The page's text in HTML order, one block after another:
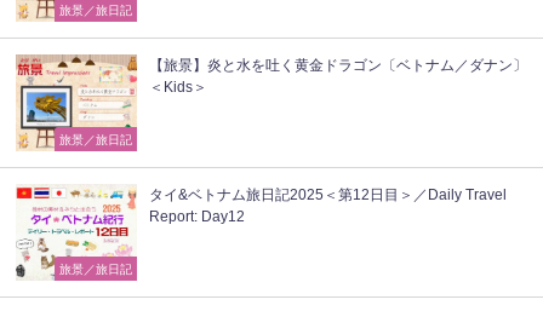
旅景／旅日記
旅景／旅日記
【旅景】炎と水を吐く黄金ドラゴン〔ベトナム／ダナン〕
＜Kids＞
旅景／旅日記
タイ&ベトナム旅日記2025＜第12日目＞／Daily Travel
Report: Day12